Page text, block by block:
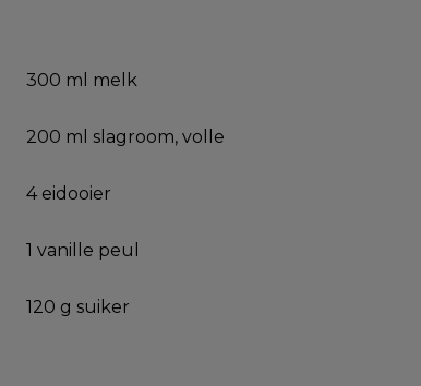
300 ml melk
200 ml slagroom, volle
4 eidooier
1 vanille peul
120 g suiker